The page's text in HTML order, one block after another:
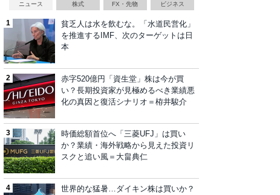
ニュース 株式 FX・先物 ビジネス
貧乏人は水を飲むな。「水道民営化」
を推進するIMF、次のターゲットは日
本
赤字520億円「資生堂」株は今が買
い？長期投資家が見極めるべき業績悪
化の真因と復活シナリオ＝栫井駿介
時価総額首位へ「三菱UFJ」は買い
か？業績・海外戦略から見えた投資リ
スクと追い風＝大畠典仁
世界的な猛暑…ダイキン株は買いか？